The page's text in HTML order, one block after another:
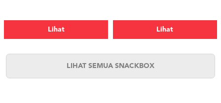
Lihat Lihat
LIHAT SEMUA SNACKBOX